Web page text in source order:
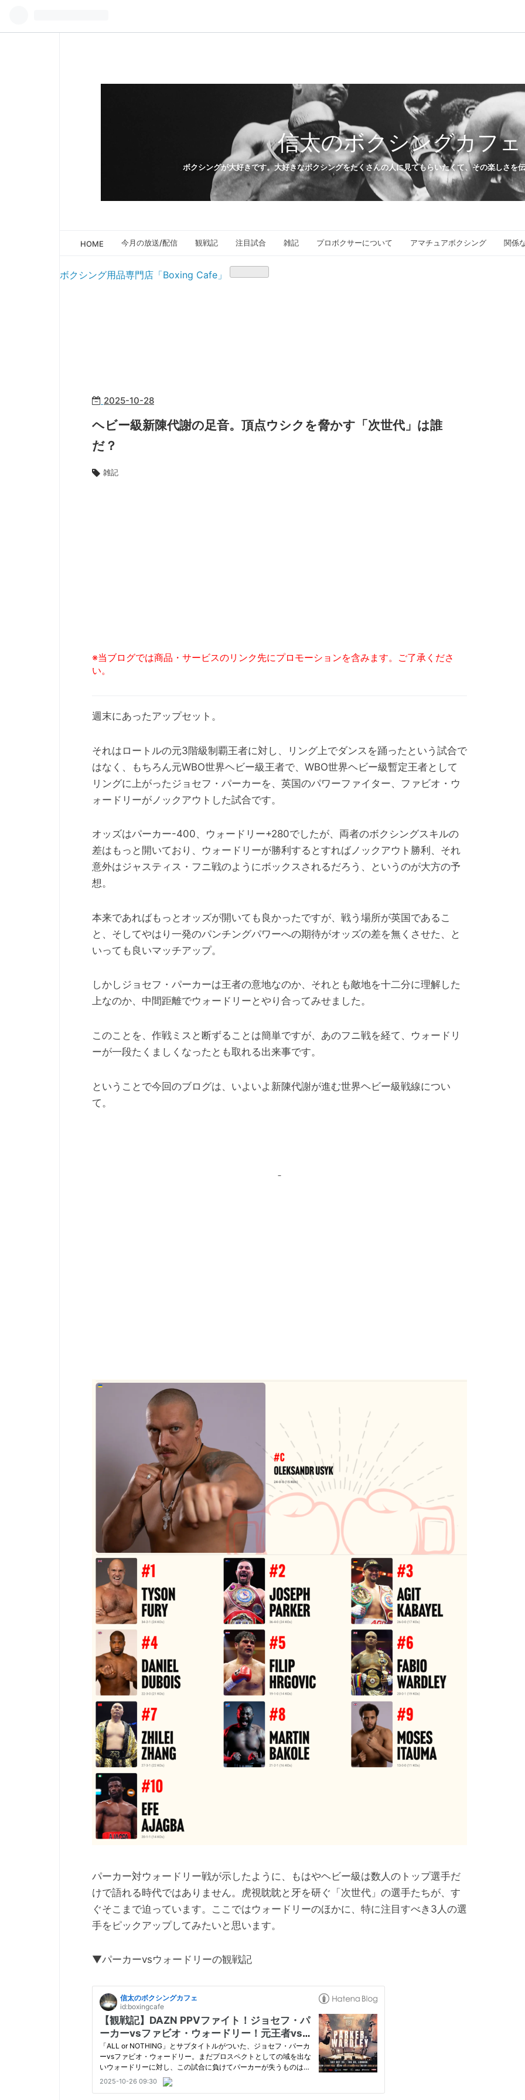
信太のボクシングカフェ
ボクシングが大好きです。大好きなボクシングをたくさんの人に見てもらいたくて、その楽しさを
HOME 今月の放送/配信 観戦記 注目試合 雑記 プロボクサーについて アマチュアボクシング 関係
ボクシング用品専門店「Boxing Cafe」
2025-10-28
ヘビー級新陳代謝の足音。頂点ウシクを脅かす「次世代」は誰
だ？
雑記
※当ブログでは商品・サービスのリンク先にプロモーションを含みます。ご了承くださ
い。
週末にあったアップセット。
それはロートルの元3階級制覇王者に対し、リング上でダンスを踊ったという試合で
はなく、もちろん元WBO世界ヘビー級王者で、WBO世界ヘビー級暫定王者として
リングに上がったジョセフ・パーカーを、英国のパワーファイター、ファビオ・ウ
ォードリーがノックアウトした試合です。
オッズはパーカー-400、ウォードリー+280でしたが、両者のボクシングスキルの
差はもっと開いており、ウォードリーが勝利するとすればノックアウト勝利、それ
意外はジャスティス・フニ戦のようにボックスされるだろう、というのが大方の予
想。
本来であればもっとオッズが開いても良かったですが、戦う場所が英国であるこ
と、そしてやはり一発のパンチングパワーへの期待がオッズの差を無くさせた、と
いっても良いマッチアップ。
しかしジョセフ・パーカーは王者の意地なのか、それとも敵地を十二分に理解した
上なのか、中間距離でウォードリーとやり合ってみせました。
このことを、作戦ミスと断ずることは簡単ですが、あのフニ戦を経て、ウォードリ
ーが一段たくましくなったとも取れる出来事です。
ということで今回のブログは、いよいよ新陳代謝が進む世界ヘビー級戦線につい
て。
パーカー対ウォードリー戦が示したように、もはやヘビー級は数人のトップ選手だ
けで語れる時代ではありません。虎視眈眈と牙を研ぐ「次世代」の選手たちが、す
ぐそこまで迫っています。ここではウォードリーのほかに、特に注目すべき3人の選
手をピックアップしてみたいと思います。
▼パーカーvsウォードリーの観戦記